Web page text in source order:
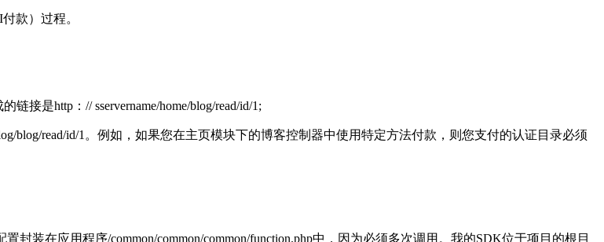
款）过程。
接是http：// sservername/home/blog/read/id/1;
blog/read/id/1。例如，如果您在主页模块下的博客控制器中使用特定方法付款，则您支付的认证目录必须
装在应用程序/common/common/common/function.php中，因为必须多次调用。我的SDK位于项目的根目